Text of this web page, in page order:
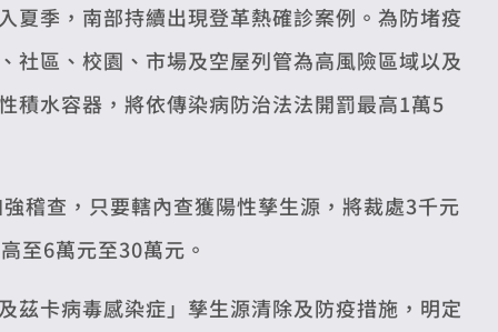
夏季，南部持續出現登革熱確診案例。為防堵疫
社區、校園、市場及空屋列管為高風險區域以及
積水容器，將依傳染病防治法法開罰最高1萬5
稽查，只要轄內查獲陽性孳生源，將裁處3千元
至6萬元至30萬元。
茲卡病毒感染症」孳生源清除及防疫措施，明定